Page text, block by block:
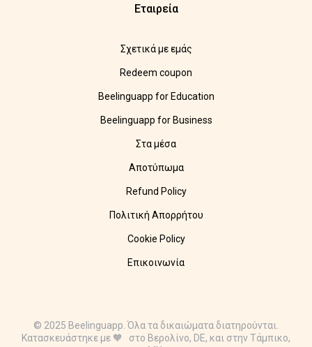
Εταιρεία
Σχετικά με εμάς
Redeem coupon
Beelinguapp for Education
Beelinguapp for Business
Στα μέσα
Αποτύπωμα
Refund Policy
Πολιτική Απορρήτου
Cookie Policy
Επικοινωνία
© 2025 Beelinguapp. Όλα τα δικαιώματα διατηρούνται.
Κατασκευάστηκε με 🧡 στο Βερολίνο, DE, και στην Τάμπικο,